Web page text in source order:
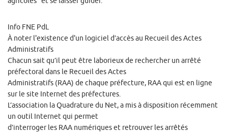
Info FNE PdL
À noter l'existence d'un logiciel d’accès au Recueil des Actes
Administratifs
Chacun sait qu’il peut être laborieux de rechercher un arrêté
préfectoral dans le Recueil des Actes
Administratifs (RAA) de chaque préfecture, RAA qui est en ligne
sur le site Internet des préfectures.
L’association la Quadrature du Net, a mis à disposition récemment
un outil Internet qui permet
d’interroger les RAA numériques et retrouver les arrêtés